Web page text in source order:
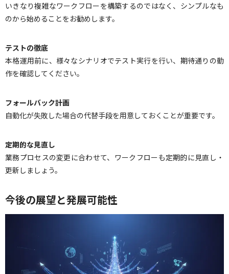
いきなり複雑なワークフローを構築するのではなく、シンプルなも
のから始めることをお勧めします。
テストの徹底
本格運用前に、様々なシナリオでテスト実行を行い、期待通りの動
作を確認してください。
フォールバック計画
自動化が失敗した場合の代替手段を用意しておくことが重要です。
定期的な見直し
業務プロセスの変更に合わせて、ワークフローも定期的に見直し・
更新しましょう。
今後の展望と発展可能性